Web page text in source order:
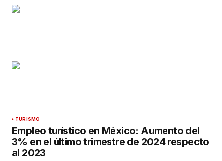
TURISMO
Empleo turístico en México: Aumento del
3% en el último trimestre de 2024 respecto
al 2023